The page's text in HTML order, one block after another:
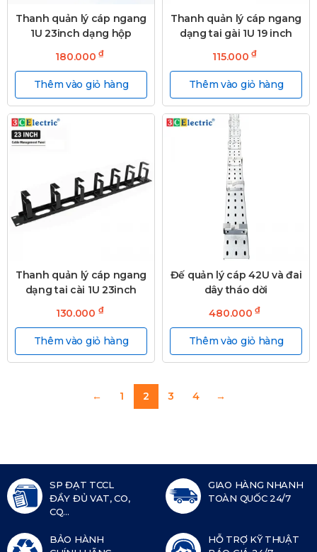
Thanh quản lý cáp ngang
1U 23inch dạng hộp
180.000₫
Thêm vào giỏ hàng
Thanh quản lý cáp ngang
dạng tai gài 1U 19 inch
115.000₫
Thêm vào giỏ hàng
Thanh quản lý cáp ngang
dạng tai cài 1U 23inch
130.000 ₫
Thêm vào giỏ hàng
Đế quản lý cáp 42U và đai
dây tháo dời
480.000₫
Thêm vào giỏ hàng
← 1 2 3 4 →
SP ĐẠT TCCL
ĐẦY ĐỦ VAT, CO,
CQ...
GIAO HÀNG NHANH
TOÀN QUỐC 24/7
BẢO HÀNH
HỖ TRỢ KỸ THUẬT